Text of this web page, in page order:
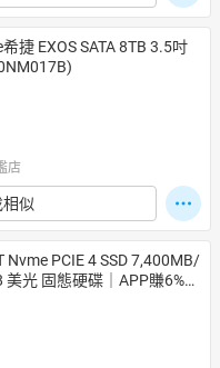
捷 EXOS SATA 8TB 3.5吋
店
相似
Nvme PCIE 4 SSD 7,400MB/
光 固態硬碟｜APP賺6%點